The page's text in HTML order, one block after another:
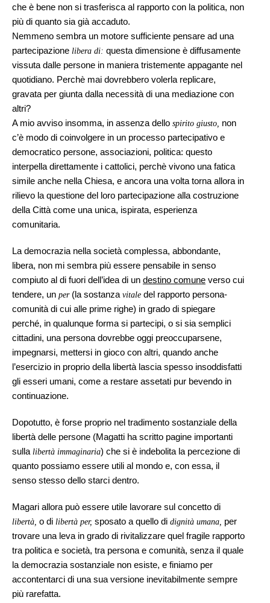
che è bene non si trasferisca al rapporto con la politica, non
più di quanto sia già accaduto.
Nemmeno sembra un motore sufficiente pensare ad una
partecipazione libera di: questa dimensione è diffusamente
vissuta dalle persone in maniera tristemente appagante nel
quotidiano. Perchè mai dovrebbero volerla replicare,
gravata per giunta dalla necessità di una mediazione con
altri?
A mio avviso insomma, in assenza dello spirito giusto, non
c’è modo di coinvolgere in un processo partecipativo e
democratico persone, associazioni, politica: questo
interpella direttamente i cattolici, perchè vivono una fatica
simile anche nella Chiesa, e ancora una volta torna allora in
rilievo la questione del loro partecipazione alla costruzione
della Città come una unica, ispirata, esperienza
comunitaria.
La democrazia nella società complessa, abbondante,
libera, non mi sembra più essere pensabile in senso
compiuto al di fuori dell’idea di un destino comune verso cui
tendere, un per(la sostanza vitale del rapporto persona-
comunità di cui alle prime righe) in grado di spiegare
perché, in qualunque forma si partecipi, o si sia semplici
cittadini, una persona dovrebbe oggi preoccuparsene,
impegnarsi, mettersi in gioco con altri, quando anche
l’esercizio in proprio della libertà lascia spesso insoddisfatti
gli esseri umani, come a restare assetati pur bevendo in
continuazione.
Dopotutto, è forse proprio nel tradimento sostanziale della
libertà delle persone (Magatti ha scritto pagine importanti
sulla libertà immaginaria) che si è indebolita la percezione di
quanto possiamo essere utili al mondo e, con essa, il
senso stesso dello starci dentro.
Magari allora può essere utile lavorare sul concetto di
libertà, o di libertà per, sposato a quello di dignità umana, per
trovare una leva in grado di rivitalizzare quel fragile rapporto
tra politica e società, tra persona e comunità, senza il quale
la democrazia sostanziale non esiste, e finiamo per
accontentarci di una sua versione inevitabilmente sempre
più rarefatta.